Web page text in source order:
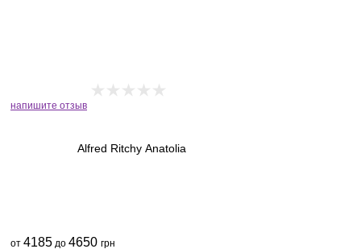
напишите отзыв
Alfred Ritchy Anatolia
от 4185 до 4650 грн